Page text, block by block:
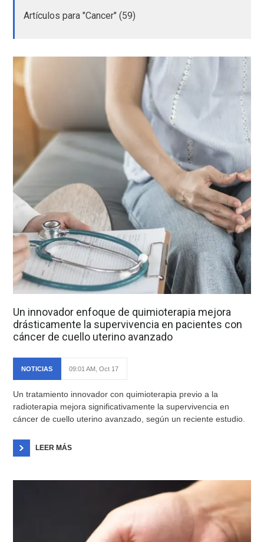
Artículos para "Cancer" (59)
Un innovador enfoque de quimioterapia mejora
drásticamente la supervivencia en pacientes con
cáncer de cuello uterino avanzado
NOTICIAS 09:01 AM, Oct 17
Un tratamiento innovador con quimioterapia previo a la
radioterapia mejora significativamente la supervivencia en
cáncer de cuello uterino avanzado, según un reciente estudio.
LEER MÁS